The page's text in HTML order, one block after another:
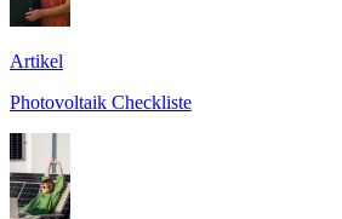
Artikel
Photovoltaik Checkliste